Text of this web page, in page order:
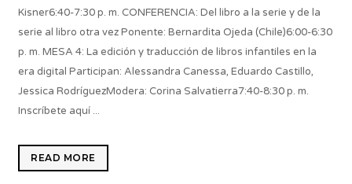
Kisner6:40-7:30 p. m. CONFERENCIA: Del libro a la serie y de la
serie al libro otra vez Ponente: Bernardita Ojeda (Chile)6:00-6:30
p. m. MESA 4: La edición y traducción de libros infantiles en la
era digital Participan: Alessandra Canessa, Eduardo Castillo,
Jessica RodríguezModera: Corina Salvatierra7:40-8:30 p. m.
Inscríbete aquí ...
READ MORE